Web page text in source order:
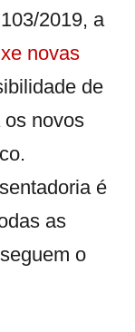
2019, a
novas
de
os novos
é
as
o